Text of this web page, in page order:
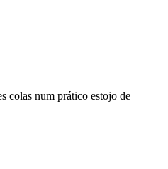
colas num prático estojo de